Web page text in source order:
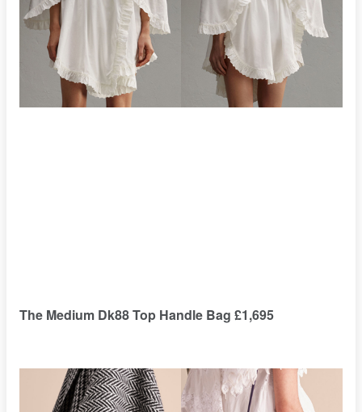
The Medium Dk88 Top Handle Bag £1,695